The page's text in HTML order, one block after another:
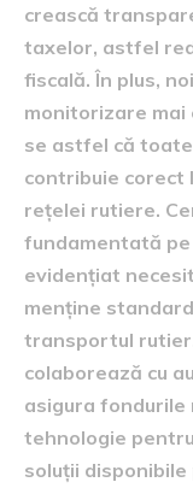
crească
taxelor, astfel
fiscală. În plus,
monitorizare mai
se astfel că
contribuie
rețelei rutiere.
fundamentată
evidențiat
menține
transportul
colaborează cu
asigura fondurile
tehnologie
soluții